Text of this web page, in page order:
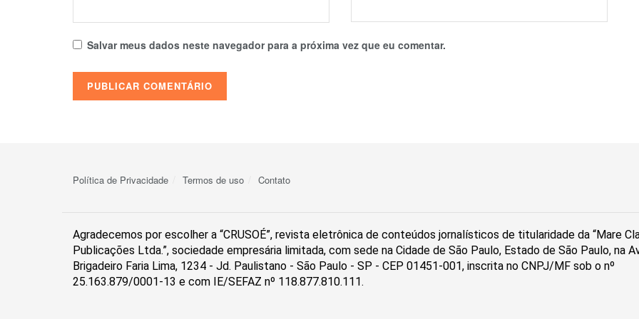
Salvar meus dados neste navegador para a próxima vez que eu comentar.
Política de Privacidade Termos de uso Contato
Agradecemos por escolher a “CRUSOÉ”, revista eletrônica de conteúdos jornalísticos de titularidade da “Mare
Publicações Ltda.”, sociedade empresária limitada, com sede na Cidade de São Paulo, Estado de São Paulo, na
Brigadeiro Faria Lima, 1234 - Jd. Paulistano - São Paulo - SP - CEP 01451-001, inscrita no CNPJ/MF sob o nº
25.163.879/0001-13 e com IE/SEFAZ nº 118.877.810.111.